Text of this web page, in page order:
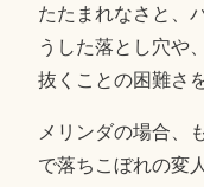
たたまれなさと、
うした落とし穴や
抜くことの困難さ
メリンダの場合、
で落ちこぼれの変